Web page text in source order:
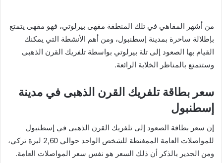
من أشهر المقاهي في تلك المنطقة مقهى بيرلوتي، فهو مقهى يتمتع
بإطلالة ساحرة بمدينة إسطنبول، ومن أهم الأنشطة التي يمكنك
القيام بها الصعود إلى تلة بيرلوتي بواسطة تلفريك القرن الذهبى
وستتمتع بالمناظر الخلابة الرائعة.
سعر بطاقة تلفريك القرن الذهبى في مدينة
إسطنبول
إن سعر بطاقة الصعود إلى تلفريك القرن الذهبى في إسطنبول
للمواصلات العامة الممغنطة للشخص الواحد حوالي 2,60 ليرة تركي،
ومن الجدير بالذكر أن ذلك السعر هو نفس سعر المواصلات العامة.